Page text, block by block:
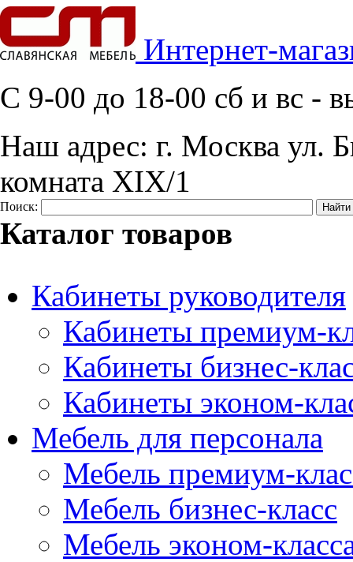
Интернет-
C 9-00 до 18-00 сб и вс -
Наш адрес: г. Москва ул.
комната XIX/1
Поиск:
Каталог товаров
Кабинеты руководителя
Кабинеты премиум-
Кабинеты бизнес-
Кабинеты эконом-
Мебель для персонала
Мебель премиум-
Мебель бизнес-класс
Мебель эконом-